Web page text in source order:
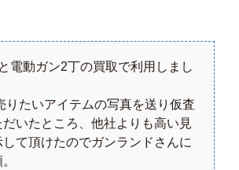
電動ガン2丁の買取で利用しまし
りたいアイテムの写真を送り仮査
いたところ、他社よりも高い見
て頂けたのでガンランドさんに